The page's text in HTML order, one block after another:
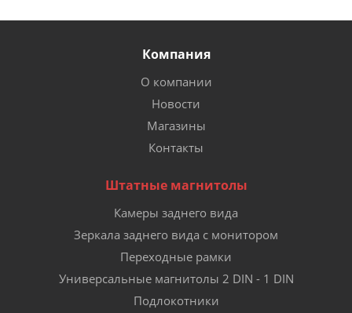
Компания
О компании
Новости
Магазины
Контакты
Штатные магнитолы
Камеры заднего вида
Зеркала заднего вида с монитором
Переходные рамки
Универсальные магнитолы 2 DIN - 1 DIN
Подлокотники